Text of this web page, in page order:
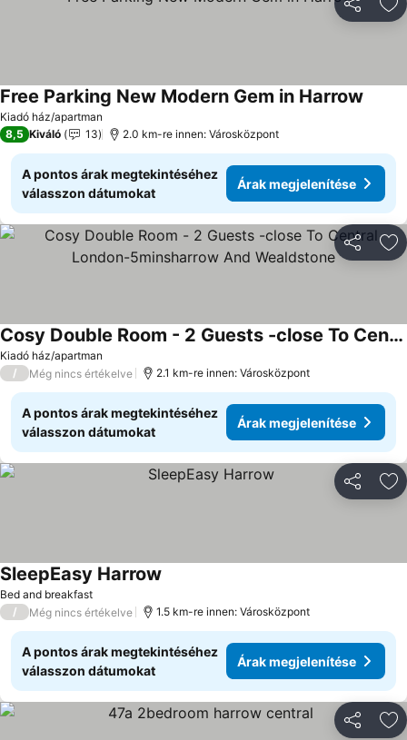
Kiadó ház/apartman
Free Parking New Modern Gem in Harrow
8,5 Kiváló 13 2.0 km-re innen: Városközpont
A pontos árak megtekintéséhez
válasszon dátumokat
Árak megjelenítése
Kiadó ház/apartman
Cosy Double Room - 2 Guests -close To Central London-5minsharrow And Wealdstone
Árak megjelenítése
/ Még nincs értékelve 2.1 km-re innen: Városközpont
A pontos árak megtekintéséhez
válasszon dátumokat
Árak megjelenítése
Bed and breakfast
SleepEasy Harrow
/ Még nincs értékelve 1.5 km-re innen: Városközpont
A pontos árak megtekintéséhez
válasszon dátumokat
Árak megjelenítése